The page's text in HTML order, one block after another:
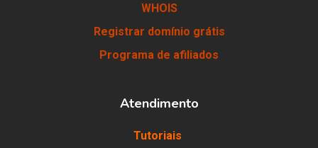
WHOIS
Registrar domínio grátis
Programa de afiliados
Atendimento
Tutoriais